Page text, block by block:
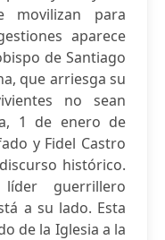
movilizan para
aparece
de Santiago
que arriesga su
no sean
1 de enero de
y Fidel Castro
histórico.
guerrillero
a su lado. Esta
de la Iglesia a la